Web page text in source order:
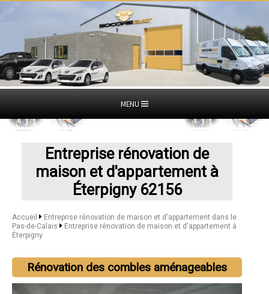
MENU
Entreprise rénovation de
maison et d'appartement à
Éterpigny 62156
Accueil
Entreprise rénovation de maison et d'appartement dans le
Pas-de-Calais
Entreprise rénovation de maison et d'appartement à
Éterpigny
Rénovation des combles aménageables